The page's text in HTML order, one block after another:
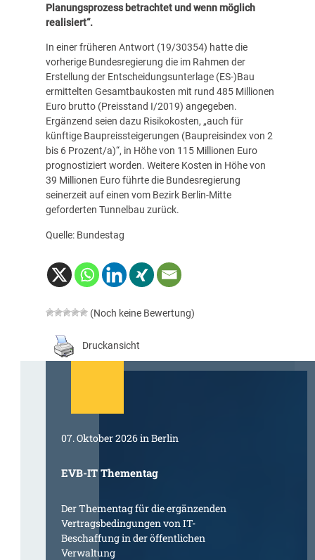
Planungsprozess betrachtet und wenn möglich
realisiert“.
In einer früheren Antwort (19/30354) hatte die
vorherige Bundesregierung die im Rahmen der
Erstellung der Entscheidungsunterlage (ES-)Bau
ermittelten Gesamtbaukosten mit rund 485 Millionen
Euro brutto (Preisstand I/2019) angegeben.
Ergänzend seien dazu Risikokosten, „auch für
künftige Baupreissteigerungen (Baupreisindex von 2
bis 6 Prozent/a)“, in Höhe von 115 Millionen Euro
prognostiziert worden. Weitere Kosten in Höhe von
39 Millionen Euro führte die Bundesregierung
seinerzeit auf einen vom Bezirk Berlin-Mitte
geforderten Tunnelbau zurück.
Quelle: Bundestag
(Noch keine Bewertung)
Druckansicht
07. Oktober 2026 in Berlin
EVB-IT Thementag
Der Thementag für die ergänzenden
Vertragsbedingungen von IT-
Beschaffung in der öffentlichen
Verwaltung